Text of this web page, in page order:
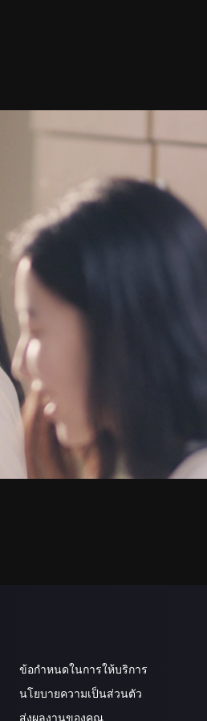
ข้อกำหนดในการให้บริการ
นโยบายความเป็นส่วนตัว
ส่งผลงานของคุณ